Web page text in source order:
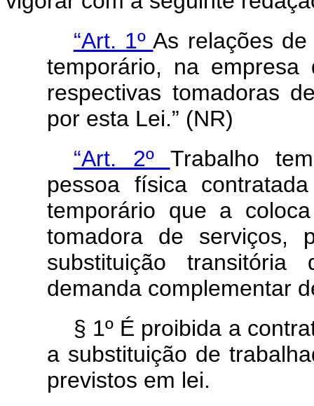
“Art. 1ºAs relações
temporário, na
respectivas tomadoras
por esta Lei.” (NR)
“Art. 2º Trabalho
pessoa física
temporário que a
tomadora de serviços,
substituição
demanda complementar
§ 1º É proibida a
a substituição de
previstos em lei.